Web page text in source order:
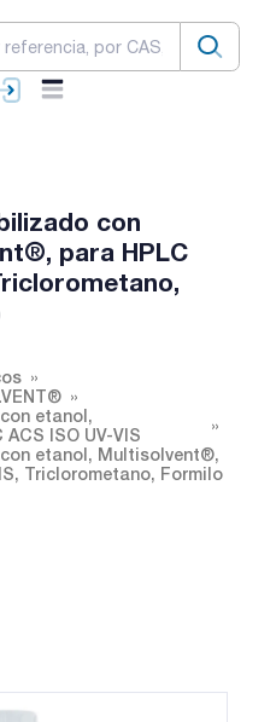
con
para HPLC
etanol,
ISO UV-VIS
etanol, Multisolvent®,
Triclorometano, Formilo